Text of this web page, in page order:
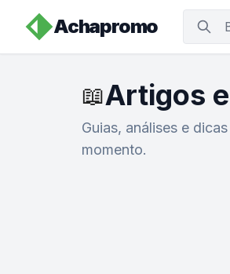
Achapromo
📖Artigos
Guias, análises e
momento.